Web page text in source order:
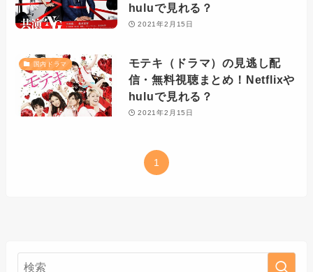
huluで見れる？
2021年2月15日
国内ドラマ
モテキ（ドラマ）の見逃し配
信・無料視聴まとめ！Netflixや
huluで見れる？
2021年2月15日
1